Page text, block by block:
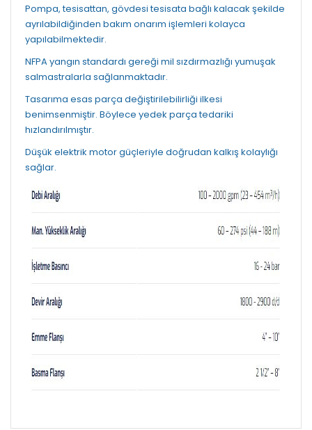
Pompa, tesisattan, gövdesi tesisata bağlı kalacak şekilde
ayrılabildiğinden bakım onarım işlemleri kolayca
yapılabilmektedir.
NFPA yangın standardı gereği mil sızdırmazlığı yumuşak
salmastralarla sağlanmaktadır.
Tasarıma esas parça değiştirilebilirliği ilkesi
benimsenmiştir. Böylece yedek parça tedariki
hızlandırılmıştır.
Düşük elektrik motor güçleriyle doğrudan kalkış kolaylığı
sağlar.